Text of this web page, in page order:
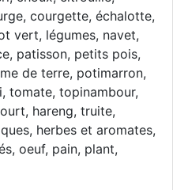
courgette, échalotte,
vert, légumes, navet,
patisson, petits pois,
de terre, potimarron,
tomate, topinambour,
hareng, truite,
herbes et aromates,
oeuf, pain, plant,